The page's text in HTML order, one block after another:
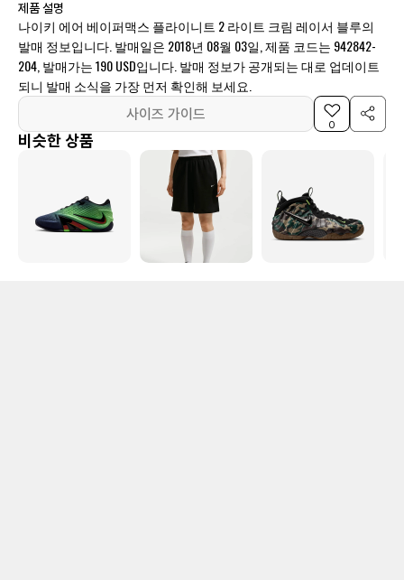
제품 설명
나이키 에어 베이퍼맥스 플라이니트 2 라이트 크림 레이서 블루의
발매 정보입니다. 발매일은 2018년 08월 03일, 제품 코드는 942842-
204, 발매가는 190 USD입니다. 발매 정보가 공개되는 대로 업데이트
되니 발매 소식을 가장 먼저 확인해 보세요.
사이즈 가이드
0
비슷한 상품